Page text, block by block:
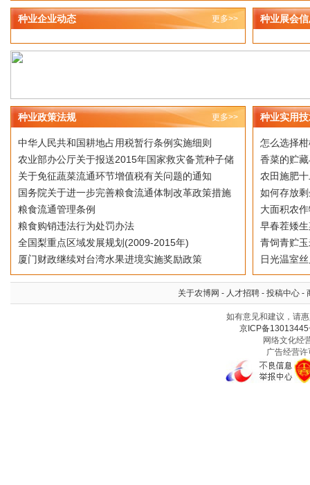
种业企业动态 更多>> 种业展会
种业政策法规 更多>>
中华人民共和国耕地占用税暂行条例实施细则
农业部办公厅关于报送2015年国家救灾备荒种子储
关于免征蔬菜流通环节增值税有关问题的通知
国务院关于进一步完善粮食流通体制改革政策措施
粮食流通管理条例
粮食购销违法行为处罚办法
全国梨重点区域发展规划(2009-2015年)
厦门财政继续对台湾水果进境实施奖励政策
种业实用
怎么选择
香菜的贮
农田施肥
如何存放
大面积农
早春茬矮
青饲青贮
日光温室
关于农博网 - 人才招聘 - 投稿中心 -
如有意见和建议，请
京ICP备13013445
网络文化经
广告经营